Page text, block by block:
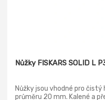
Nůžky FISKARS SOLID L
Nůžky jsou vhodné pro
průměru 20 mm. Kalené a